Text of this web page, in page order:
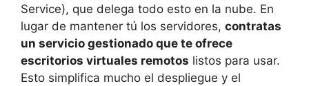
Service), que delega todo esto en la nube. En
lugar de mantener tú los servidores, contratas
un servicio gestionado que te ofrece
escritorios virtuales remotos listos para usar.
Esto simplifica mucho el despliegue y el